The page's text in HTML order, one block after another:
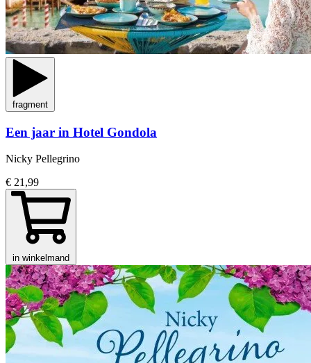
fragment
Een jaar in Hotel Gondola
Nicky Pellegrino
€ 21,99
in winkelmand